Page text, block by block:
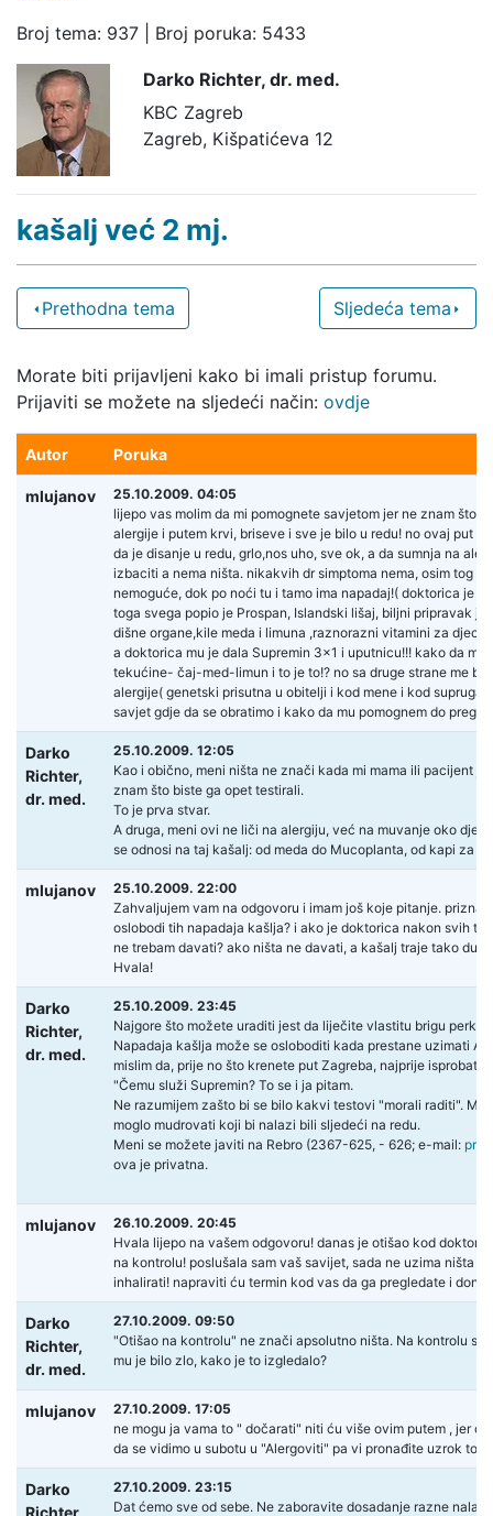
Broj tema: 937 | Broj poruka: 5433
Darko Richter, dr. med.
KBC Zagreb
Zagreb, Kišpatićeva 12
kašalj već 2 mj.
Prethodna tema Sljedeća tema
Morate biti prijavljeni kako bi imali pristup forumu.
Prijaviti se možete na sljedeći način: ovdje
Autor Poruka
mlujanov
25.10.2009. 04:05
lijepo vas molim da mi pomognete savjetom jer ne znam što
alergije i putem krvi, briseve i sve je bilo u redu! no ovaj put
da je disanje u redu, grlo,nos uho, sve ok, a da sumnja na
izbaciti a nema ništa. nikakvih dr simptoma nema, osim tog
nemoguće, dok po noći tu i tamo ima napadaj!( doktorica je
toga svega popio je Prospan, Islandski lišaj, biljni pripravak
dišne organe,kile meda i limuna ,raznorazni vitamini za
a doktorica mu je dala Supremin 3×1 i uputnicu!!! kako da
tekućine- čaj-med-limun i to je to!? no sa druge strane me
alergije( genetski prisutna u obitelji i kod mene i kod
savjet gdje da se obratimo i kako da mu pomognem do
Darko
Richter,
dr. med.
25.10.2009. 12:05
Kao i obično, meni ništa ne znači kada mi mama ili pacijent
znam što biste ga opet testirali.
To je prva stvar.
A druga, meni ovi ne liči na alergiju, već na muvanje oko
se odnosi na taj kašalj: od meda do Mucoplanta, od kapi za
mlujanov
25.10.2009. 22:00
Zahvaljujem vam na odgovoru i imam još koje pitanje.
oslobodi tih napadaja kašlja? i ako je doktorica nakon svih
ne trebam davati? ako ništa ne davati, a kašalj traje tako
Hvala!
Darko
Richter,
dr. med.
25.10.2009. 23:45
Najgore što možete uraditi jest da liječite vlastitu brigu perko
Napadaja kašlja može se osloboditi kada prestane uzimati
mislim da, prije no što krenete put Zagreba, najprije
"Čemu služi Supremin? To se i ja pitam.
Ne razumijem zašto bi se bilo kakvi testovi "morali raditi".
moglo mudrovati koji bi nalazi bili sljedeći na redu.
Meni se možete javiti na Rebro (2367-625, - 626; e-mail:
ova je privatna.
mlujanov
26.10.2009. 20:45
Hvala lijepo na vašem odgovoru! danas je otišao kod
na kontrolu! poslušala sam vaš savijet, sada ne uzima ništa
inhalirati! napraviti ću termin kod vas da ga pregledate i
Darko
Richter,
dr. med.
27.10.2009. 09:50
"Otišao na kontrolu" ne znači apsolutno ništa. Na kontrolu
mu je bilo zlo, kako je to izgledalo?
mlujanov
27.10.2009. 17:05
ne mogu ja vama to " dočarati" niti ću više ovim putem , jer
da se vidimo u subotu u "Alergoviti" pa vi pronađite uzrok
Darko
27.10.2009. 23:15
Dat ćemo sve od sebe. Ne zaboravite dosadanje razne